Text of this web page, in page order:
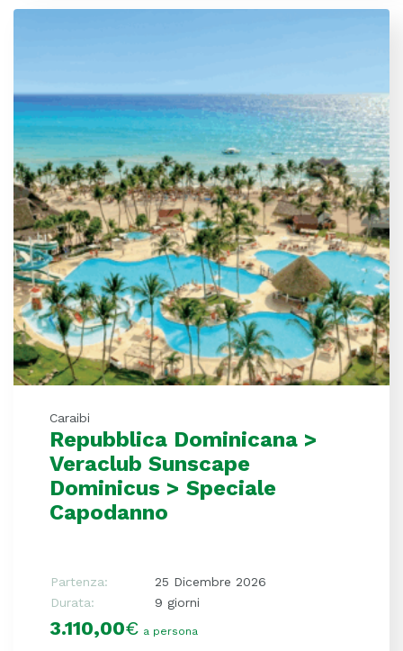
Caraibi
Repubblica Dominicana >
Veraclub Sunscape
Dominicus > Speciale
Capodanno
Partenza:
25 Dicembre 2026
Durata:
9 giorni
3.110,00€ a persona